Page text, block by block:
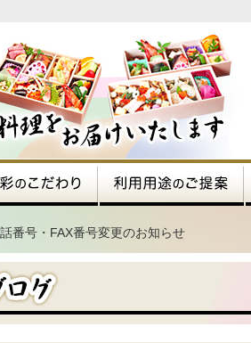
番号・FAX番号変更のお知らせ